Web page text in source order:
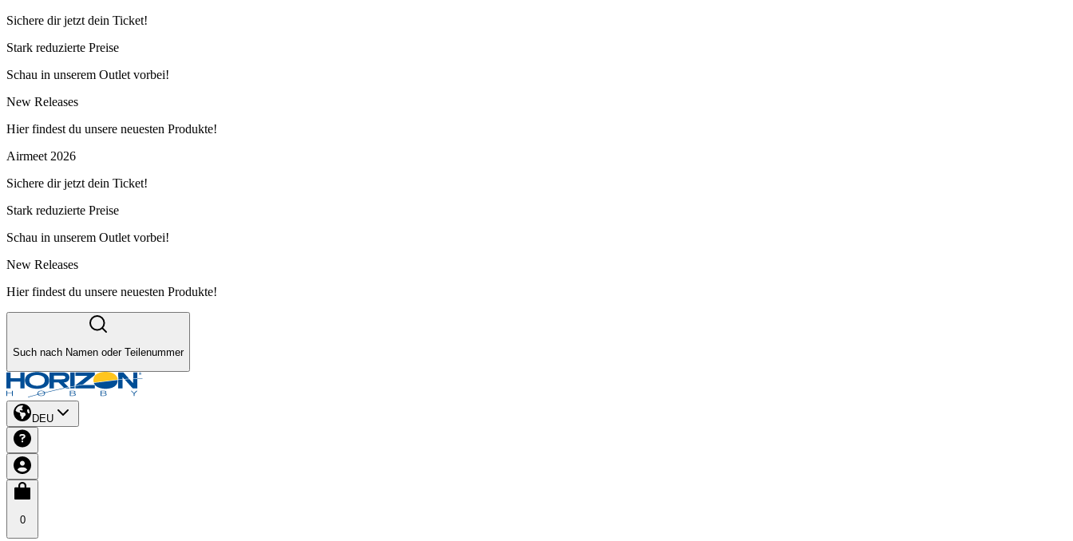
Sichere dir jetzt dein Ticket!
Stark reduzierte Preise
Schau in unserem Outlet vorbei!
New Releases
Hier findest du unsere neuesten Produkte!
Airmeet 2026
Sichere dir jetzt dein Ticket!
Stark reduzierte Preise
Schau in unserem Outlet vorbei!
New Releases
Hier findest du unsere neuesten Produkte!
Such nach Namen oder Teilenummer
DEU
0